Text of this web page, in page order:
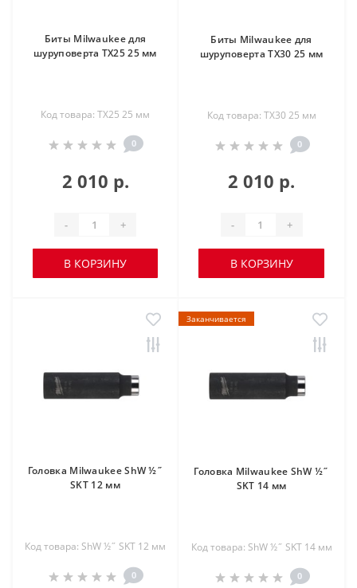
Биты Milwaukee для
шуруповерта TX25 25 мм
Код товара: TX25 25 мм
0
2 010 р.
- +
В КОРЗИНУ
Биты Milwaukee для
шуруповерта TX30 25 мм
Код товара: TX30 25 мм
0
2 010 р.
- +
В КОРЗИНУ
Головка Milwaukee ShW ½˝
SKT 12 мм
Код товара: ShW ½˝ SKT 12 мм
0
Заканчивается
Головка Milwaukee ShW ½˝
SKT 14 мм
Код товара: ShW ½˝ SKT 14 мм
0